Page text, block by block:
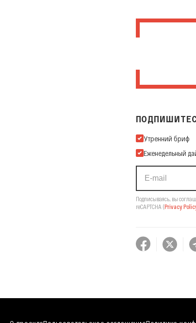
Подпишитесь на
Утренний бриф
Еженедельный
Подписываясь, вы
reCAPTCHA (Privacy